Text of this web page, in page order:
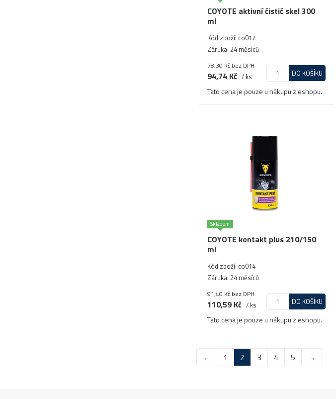
COYOTE aktivní čistič skel 300
ml
Kód zboží: co017
Záruka: 24 měsíců
78,30 Kč bez DPH
94,74 Kč / ks DO KOŠÍKU
Tato cena je pouze u nákupu z eshopu.
Skladem
COYOTE kontakt plus 210/150
ml
Kód zboží: co014
Záruka: 24 měsíců
91,40 Kč bez DPH
110,59 Kč / ks DO KOŠÍKU
Tato cena je pouze u nákupu z eshopu.
← 1 2 3 4 5 →